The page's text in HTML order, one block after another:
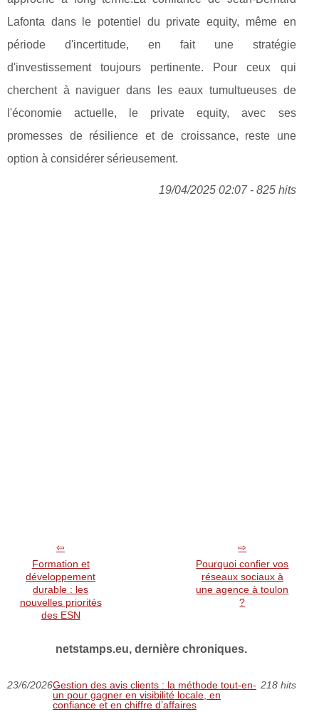
Lafonta dans le potentiel du private equity, même en
période d'incertitude, en fait une stratégie
d'investissement toujours pertinente. Pour ceux qui
cherchent à naviguer dans les eaux tumultueuses de
l'économie actuelle, le private equity, avec ses
promesses de résilience et de croissance, reste une
option à considérer sérieusement.
19/04/2025 02:07 - 825 hits
Formation et
développement
durable : les
nouvelles priorités
des ESN
Pourquoi confier vos
réseaux sociaux à
une agence à toulon
?
netstamps.eu, dernière chroniques.
23/6/2026Gestion des avis clients : la méthode tout-en-
un pour gagner en visibilité locale, en
confiance et en chiffre d’affaires
218 hits